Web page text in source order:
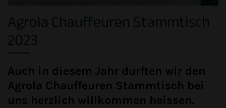
Agrola Chauffeuren Stammtisch
2023
Auch in diesem Jahr durften wir den
Agrola Chauffeuren Stammtisch bei
uns herzlich willkommen heissen.